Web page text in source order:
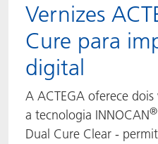
Vernizes
Cure para
digital
A ACTEGA oferece
a tecnologia INNOCAN®
Dual Cure Clear -